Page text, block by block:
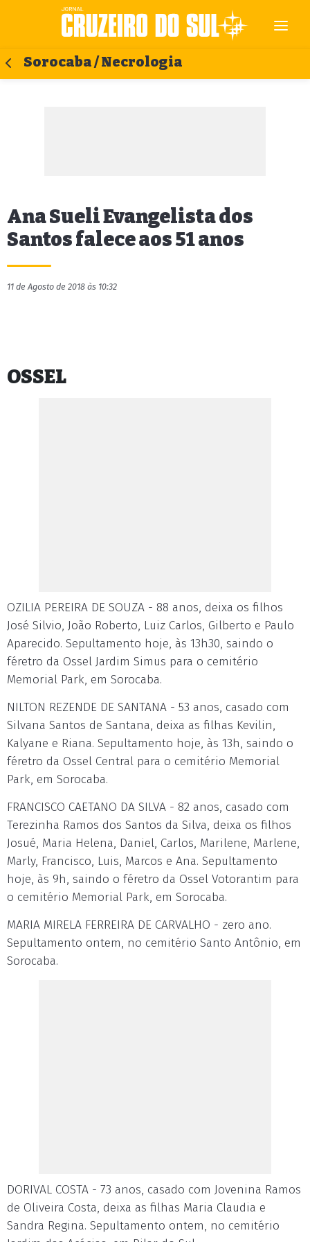
Sorocaba / Necrologia
Ana Sueli Evangelista dos
Santos falece aos 51 anos
11 de Agosto de 2018 às 10:32
OSSEL
OZILIA PEREIRA DE SOUZA - 88 anos, deixa os filhos
José Silvio, João Roberto, Luiz Carlos, Gilberto e Paulo
Aparecido. Sepultamento hoje, às 13h30, saindo o
féretro da Ossel Jardim Simus para o cemitério
Memorial Park, em Sorocaba.
NILTON REZENDE DE SANTANA - 53 anos, casado com
Silvana Santos de Santana, deixa as filhas Kevilin,
Kalyane e Riana. Sepultamento hoje, às 13h, saindo o
féretro da Ossel Central para o cemitério Memorial
Park, em Sorocaba.
FRANCISCO CAETANO DA SILVA - 82 anos, casado com
Terezinha Ramos dos Santos da Silva, deixa os filhos
Josué, Maria Helena, Daniel, Carlos, Marilene, Marlene,
Marly, Francisco, Luis, Marcos e Ana. Sepultamento
hoje, às 9h, saindo o féretro da Ossel Votorantim para
o cemitério Memorial Park, em Sorocaba.
MARIA MIRELA FERREIRA DE CARVALHO - zero ano.
Sepultamento ontem, no cemitério Santo Antônio, em
Sorocaba.
DORIVAL COSTA - 73 anos, casado com Jovenina Ramos
de Oliveira Costa, deixa as filhas Maria Claudia e
Sandra Regina. Sepultamento ontem, no cemitério